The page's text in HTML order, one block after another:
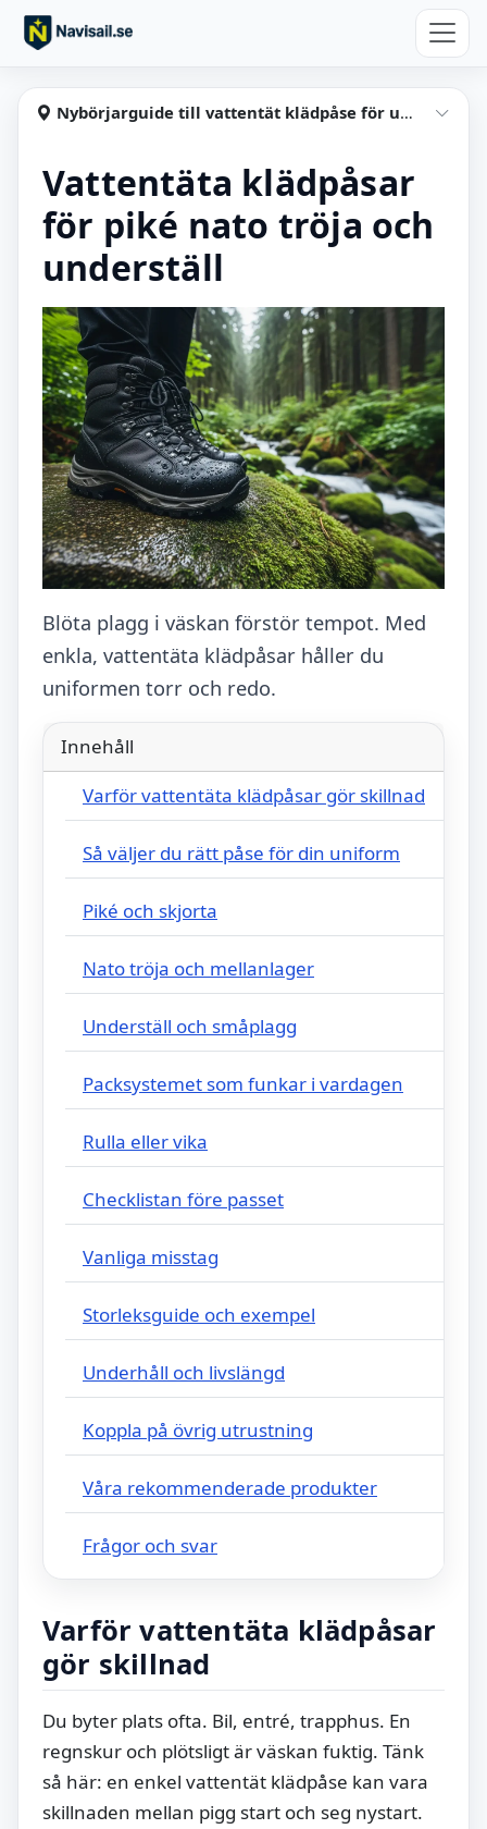
Hoppa till huvudinnehåll
Navisail
Nybörjarguide till vattentät klädpåse för uniform
Vattentäta klädpåsar
för piké nato tröja och
underställ
Blöta plagg i väskan förstör tempot. Med
enkla, vattentäta klädpåsar håller du
uniformen torr och redo.
Innehåll
Varför vattentäta klädpåsar gör skillnad
Så väljer du rätt påse för din uniform
Piké och skjorta
Nato tröja och mellanlager
Underställ och småplagg
Packsystemet som funkar i vardagen
Rulla eller vika
Checklistan före passet
Vanliga misstag
Storleksguide och exempel
Underhåll och livslängd
Koppla på övrig utrustning
Våra rekommenderade produkter
Frågor och svar
Varför vattentäta klädpåsar
gör skillnad
Du byter plats ofta. Bil, entré, trapphus. En
regnskur och plötsligt är väskan fuktig. Tänk
så här: en enkel vattentät klädpåse kan vara
skillnaden mellan pigg start och seg nystart.